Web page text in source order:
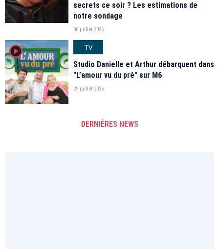
secrets ce soir ? Les estimations de
notre sondage
30 juillet 2026
player2
TV
Studio Danielle et Arthur débarquent dans
"L’amour vu du pré" sur M6
29 juillet 2026
DERNIÈRES NEWS